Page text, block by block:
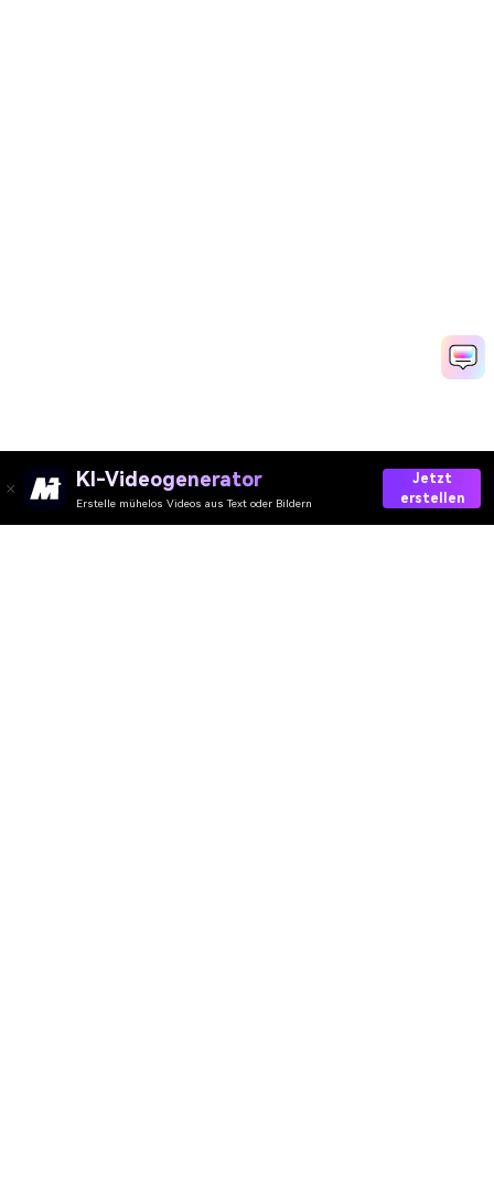
KI-Videogenerator
Erstelle mühelos Videos aus Text oder Bildern
Jetzt
erstellen